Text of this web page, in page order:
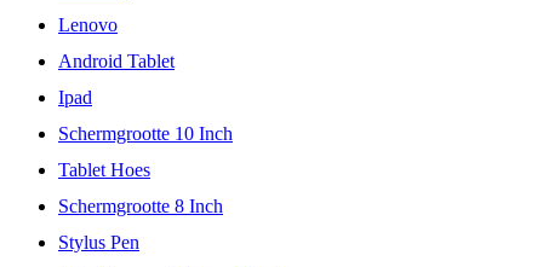
Lenovo
Android Tablet
Ipad
Schermgrootte 10 Inch
Tablet Hoes
Schermgrootte 8 Inch
Stylus Pen